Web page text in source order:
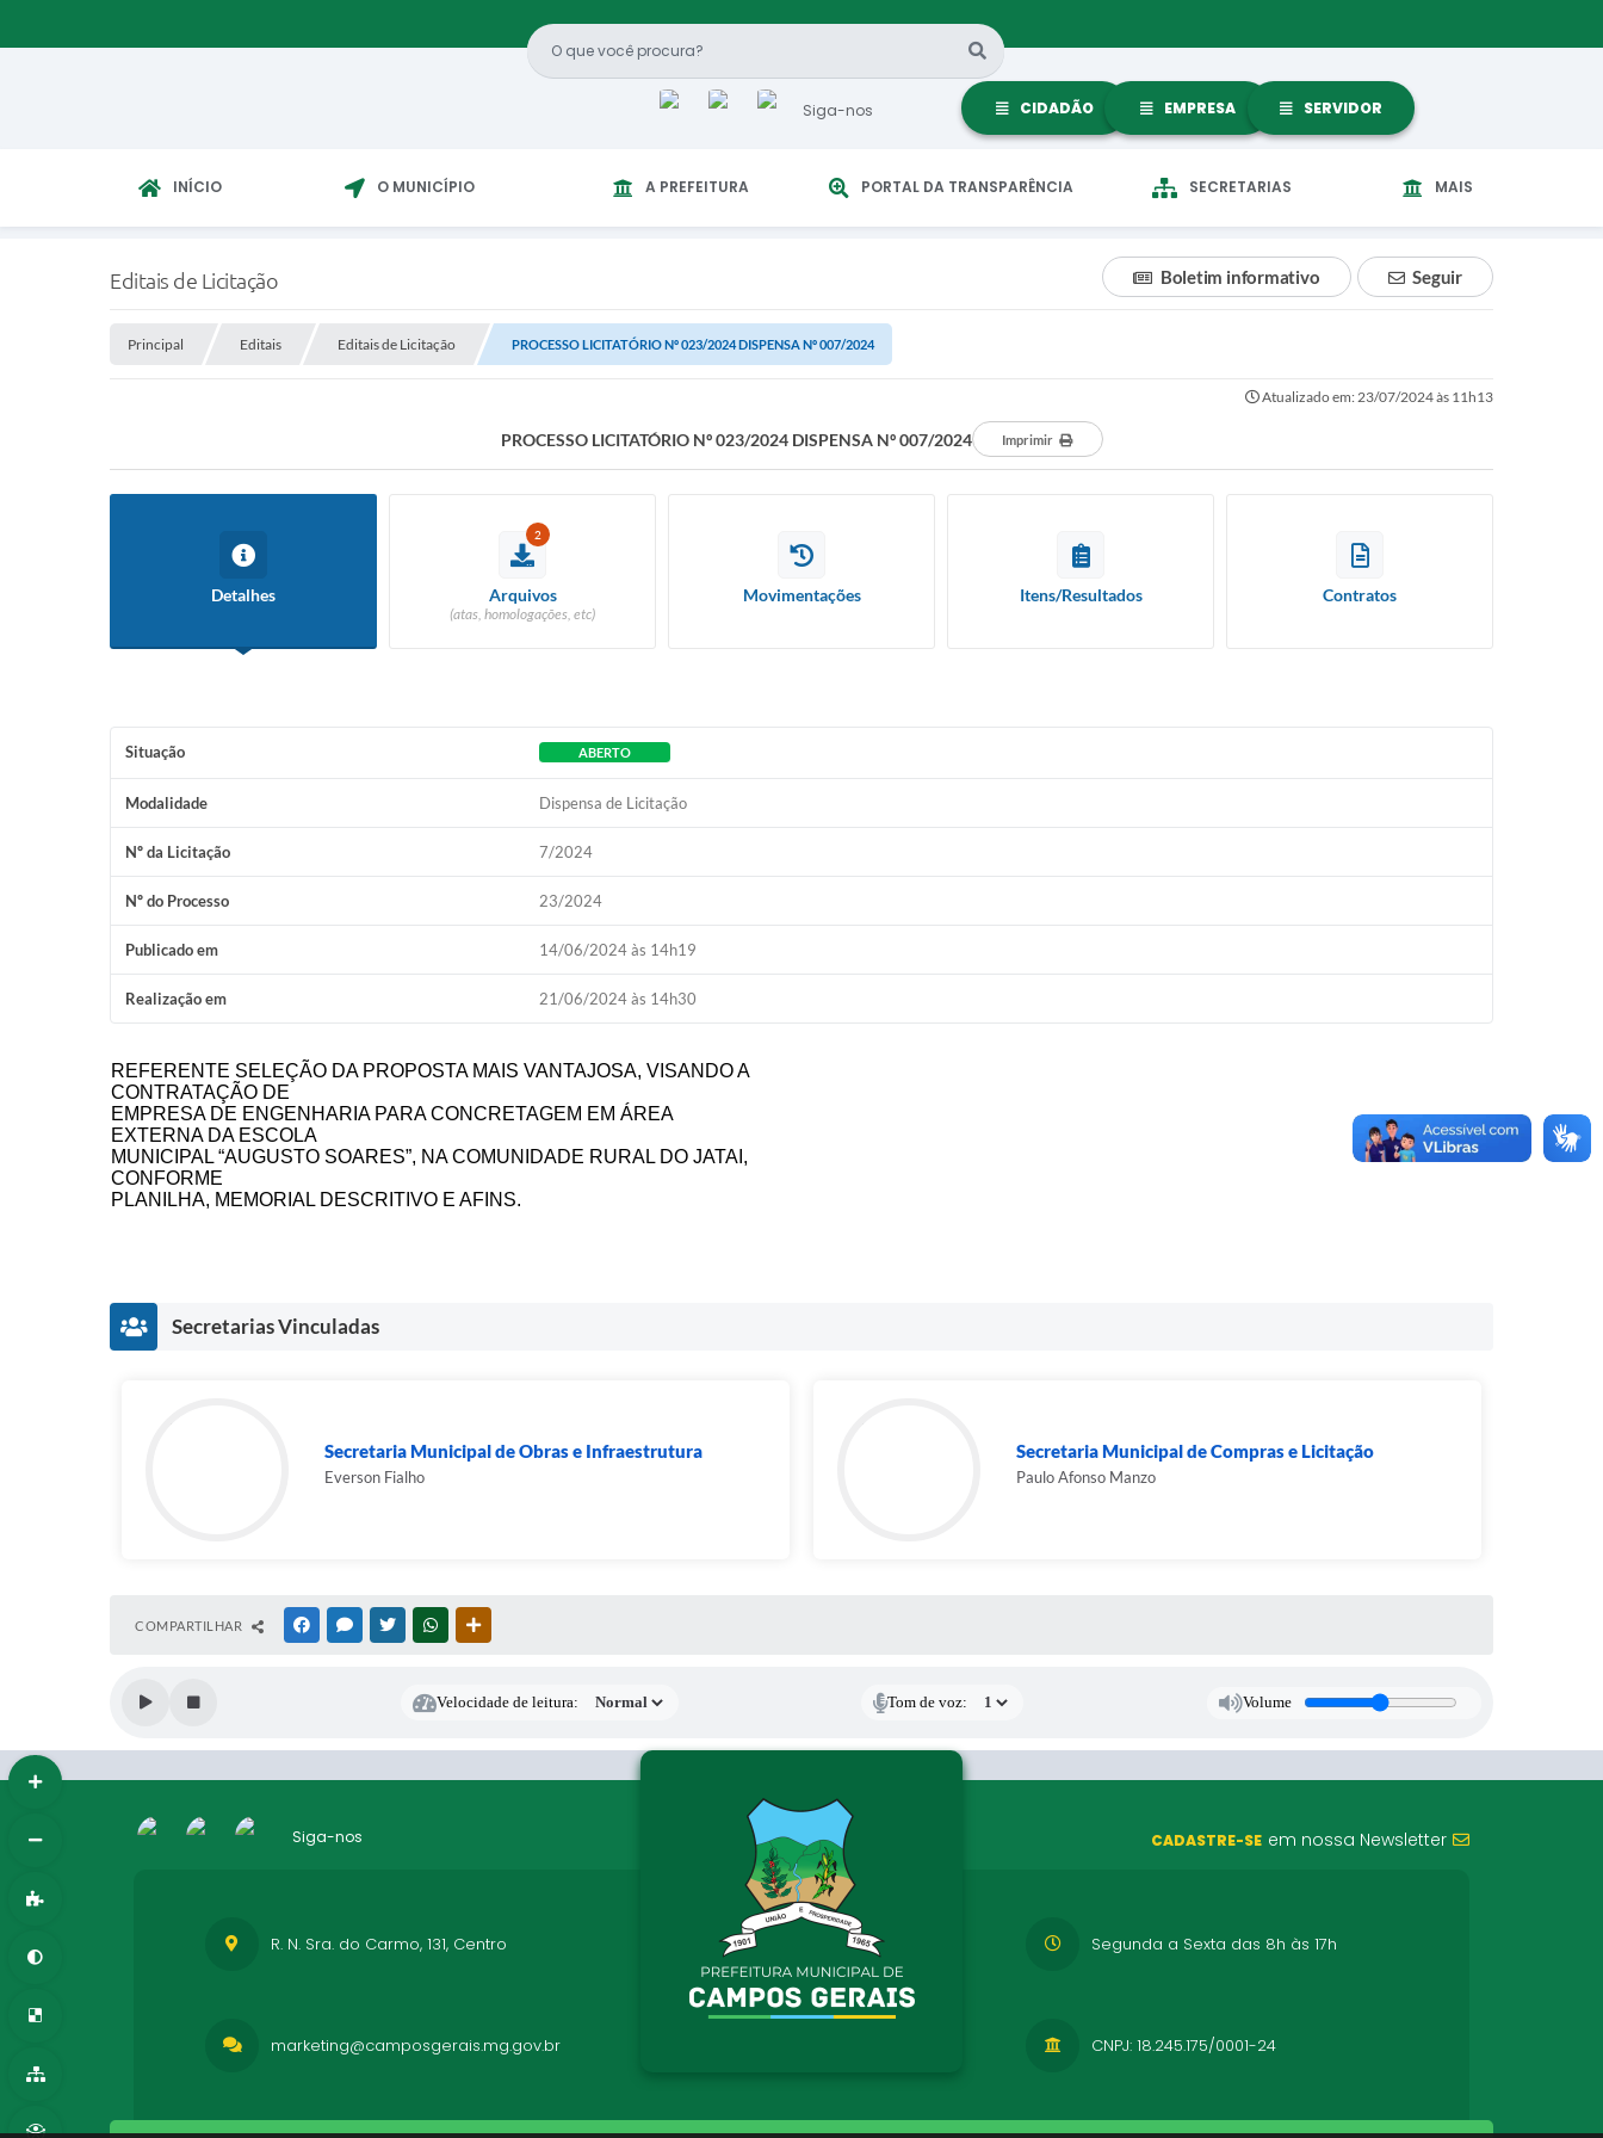
Siga-nos CIDADÃO EMPRESA SERVIDOR
INÍCIO O MUNICÍPIO A PREFEITURA PORTAL DA TRANSPARÊNCIA SECRETARIAS MAIS
Editais de Licitação Seguir
Boletim informativo
Principal Editais Editais de Licitação PROCESSO LICITATÓRIO Nº 023/2024 DISPENSA Nº 007/2024
Atualizado em: 23/07/2024 às 11h13
PROCESSO LICITATÓRIO Nº 023/2024 DISPENSA Nº 007/2024 Imprimir
Detalhes
2
Arquivos
(atas, homologações, etc)
Movimentações Itens/Resultados Contratos
Situação ABERTO
Modalidade Dispensa de Licitação
Nº da Licitação 7/2024
Nº do Processo 23/2024
Publicado em 14/06/2024 às 14h19
Realização em 21/06/2024 às 14h30
REFERENTE SELEÇÃO DA PROPOSTA MAIS VANTAJOSA, VISANDO A
CONTRATAÇÃO DE
EMPRESA DE ENGENHARIA PARA CONCRETAGEM EM ÁREA
EXTERNA DA ESCOLA
MUNICIPAL “AUGUSTO SOARES”, NA COMUNIDADE RURAL DO JATAI,
CONFORME
PLANILHA, MEMORIAL DESCRITIVO E AFINS.
Secretarias Vinculadas
Secretaria Municipal de Obras e Infraestrutura
Everson Fialho
Secretaria Municipal de Compras e Licitação
Paulo Afonso Manzo
COMPARTILHAR FACEBOOKMESSENGER
TWITTERWHATSAPP
Velocidade de leitura: Tom de voz: Volume
Siga-nos CADASTRE-SE em nossa Newsletter
R. N. Sra. do Carmo, 131, Centro Segunda a Sexta das 8h às 17h
CNPJ: 18.245.175/0001-24
marketing@camposgerais.mg.gov.br